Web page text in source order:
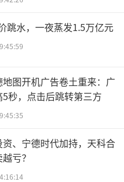
在2017年以179亿
美赞臣，是其有史以
去7年过程曲折，管理
不一，股东也一直
的战略契合度。
跳水，一夜蒸发1.5万亿元
图开机广告卷土重来：广
秒，点击后跳转第三方
、宁德时代加持，天科合
亏？